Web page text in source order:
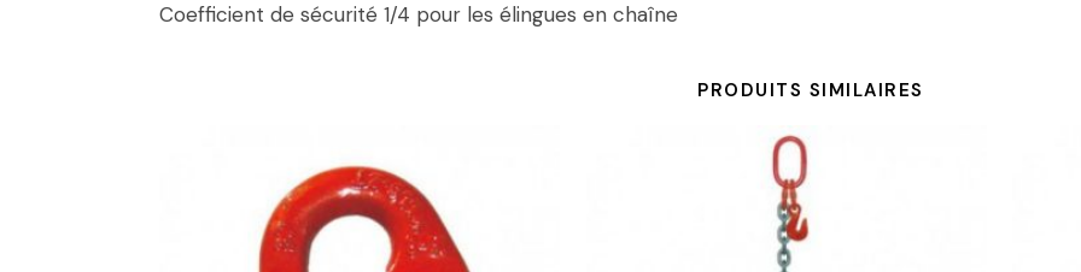
Coefficient de sécurité 1/4 pour les élingues en chaîne
PRODUITS SIMILAIRES